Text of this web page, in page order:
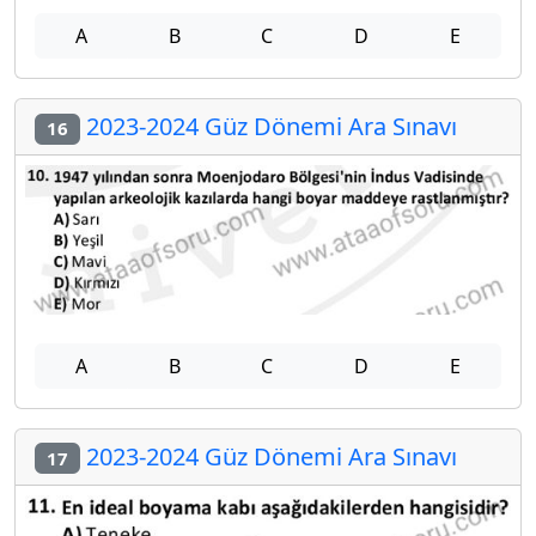
A B C D E
16 2023-2024 Güz Dönemi Ara Sınavı
A B C D E
17 2023-2024 Güz Dönemi Ara Sınavı